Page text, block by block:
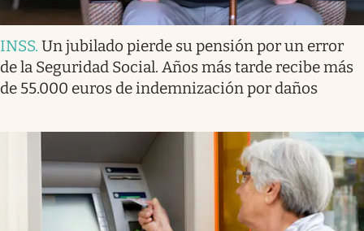
INSS. Un jubilado pierde su pensión por un error
de la Seguridad Social. Años más tarde recibe más
de 55.000 euros de indemnización por daños